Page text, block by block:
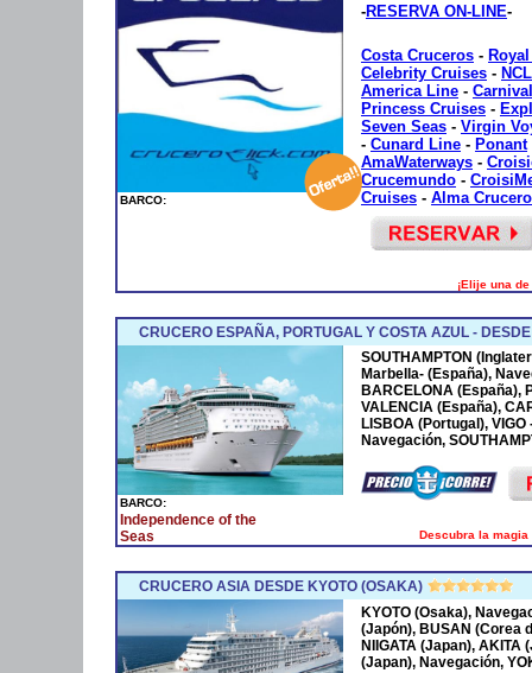
BARCO:
-RESERVA ON-LINE-
Costa Cruceros -
Celebrity Cruises - NCL
America Line -
Princess Cruises -
Seven Seas - Virgin
- Cunard Line - Ponant
AmaWaterways -
Crucemundo -
Cruises - Alma
¡Elije una
CRUCERO ESPAÑA, PORTUGAL Y COSTA AZUL -
BARCO:
Independence of the
Seas
SOUTHAMPTON
Marbella- (España),
BARCELONA (España),
VALENCIA (España),
LISBOA (Portugal),
Navegación,
Descubra la
CRUCERO ASIA DESDE KYOTO (OSAKA)
KYOTO (Osaka),
(Japón), BUSAN (Corea
NIIGATA (Japan), AKITA
(Japan), Navegación,